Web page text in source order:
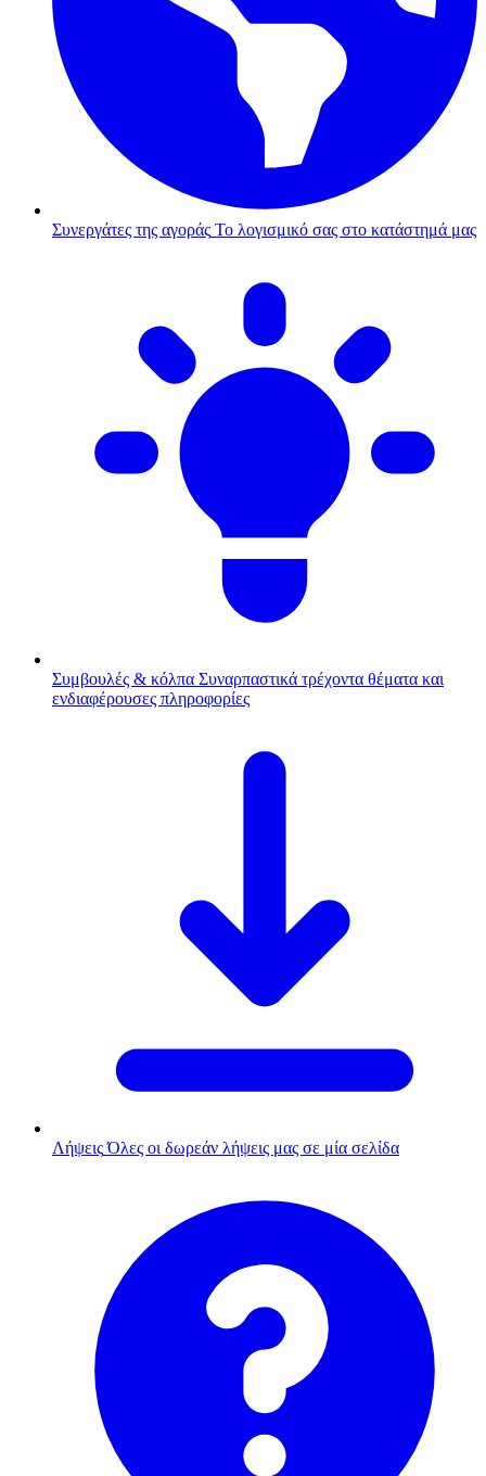
Συνεργάτες της αγοράς Το λογισμικό σας στο κατάστημά μας
Συμβουλές & κόλπα Συναρπαστικά τρέχοντα θέματα και
ενδιαφέρουσες πληροφορίες
Λήψεις Όλες οι δωρεάν λήψεις μας σε μία σελίδα